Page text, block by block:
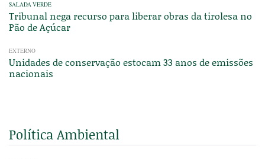
SALADA VERDE
Tribunal nega recurso para liberar obras da tirolesa no
Pão de Açúcar
EXTERNO
Unidades de conservação estocam 33 anos de emissões
nacionais
Política Ambiental